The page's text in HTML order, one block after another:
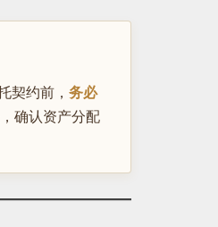
契约前， 务必
确认资产分配